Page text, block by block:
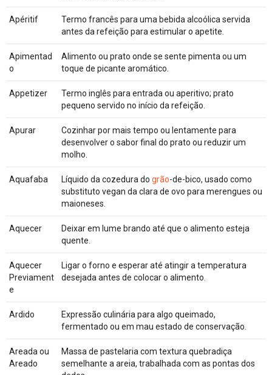
Apéritif
Termo francês para uma bebida alcoólica servida
antes da refeição para estimular o apetite.
Apimentad
o
Alimento ou prato onde se sente pimenta ou um
toque de picante aromático.
Appetizer
Termo inglês para entrada ou aperitivo; prato
pequeno servido no início da refeição.
Apurar
Cozinhar por mais tempo ou lentamente para
desenvolver o sabor final do prato ou reduzir um
molho.
Aquafaba Líquido da cozedura do grão-de-bico, usado como
substituto vegan da clara de ovo para merengues ou
maioneses.
Aquecer
Deixar em lume brando até que o alimento esteja
quente.
Aquecer
Previament
e
Ligar o forno e esperar até atingir a temperatura
desejada antes de colocar o alimento.
Ardido
Expressão culinária para algo queimado,
fermentado ou em mau estado de conservação.
Areada ou
Areado
Massa de pastelaria com textura quebradiça
semelhante a areia, trabalhada com as pontas dos